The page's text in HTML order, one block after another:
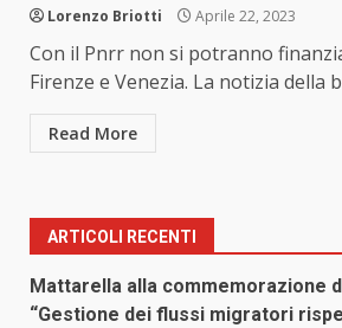
Lorenzo Briotti Aprile 22, 2023
Con il Pnrr non si potranno
Firenze e Venezia. La notizia della
Read More
ARTICOLI RECENTI
Mattarella alla commemorazione
“Gestione dei flussi migratori